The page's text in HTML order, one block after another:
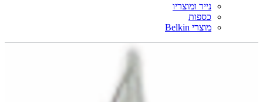
נייר ומוצריו
כספות
מוצרי Belkin